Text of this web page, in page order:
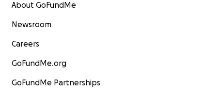
About GoFundMe
Newsroom
Careers
GoFundMe.org
GoFundMe Partnerships